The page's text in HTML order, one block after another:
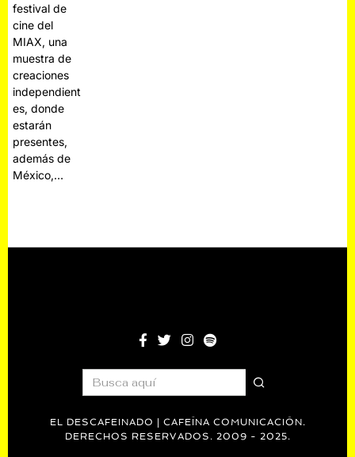
festival de
cine del
MIAX, una
muestra de
creaciones
independient
es, donde
estarán
presentes,
además de
México,…
EL DESCAFEINADO | CAFEÍNA COMUNICACIÓN.
DERECHOS RESERVADOS. 2009 - 2025.